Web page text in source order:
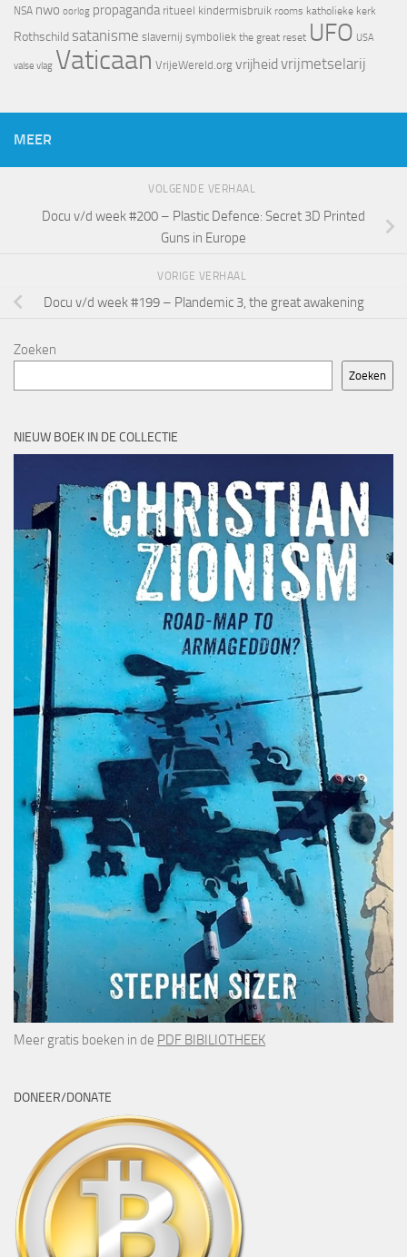
NSA nwo oorlog propaganda ritueel kindermisbruik rooms katholieke kerk
Rothschild satanisme slavernij symboliek the great reset UFO USA
valse vlag Vaticaan VrijeWereld.org vrijheid vrijmetselarij
MEER
VOLGENDE VERHAAL
Docu v/d week #200 – Plastic Defence: Secret 3D Printed
Guns in Europe
VORIGE VERHAAL
Docu v/d week #199 – Plandemic 3, the great awakening
Zoeken
Zoeken
NIEUW BOEK IN DE COLLECTIE
Meer gratis boeken in de PDF BIBILIOTHEEK
DONEER/DONATE